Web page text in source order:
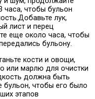
часа, чтобы бульон
лук,
лист и перец
еще около часа, чтобы
бульону.
кости и овощи,
или марлю для очистки
должна быть
бульон, чтобы его было
этапов